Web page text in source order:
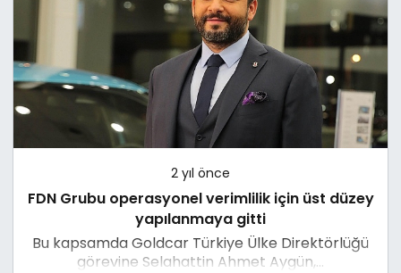
2 yıl önce
FDN Grubu operasyonel verimlilik için üst düzey
yapılanmaya gitti
Bu kapsamda Goldcar Türkiye Ülke Direktörlüğü
görevine Selahattin Ahmet Aygün,...